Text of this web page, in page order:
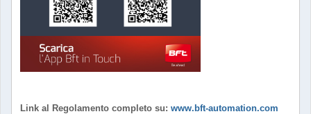
Link al Regolamento completo su: www.bft-automation.com